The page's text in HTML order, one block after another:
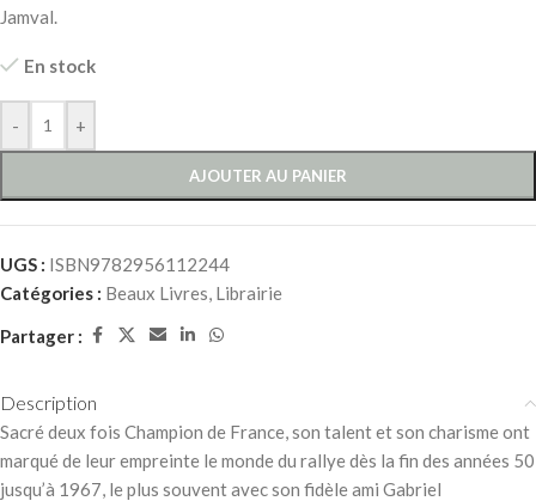
Jamval.
En stock
- +
AJOUTER AU PANIER
UGS : ISBN9782956112244
Catégories : Beaux Livres, Librairie
Partager :
Description
Sacré deux fois Champion de France, son talent et son charisme ont
marqué de leur empreinte le monde du rallye dès la fin des années 50
jusqu’à 1967, le plus souvent avec son fidèle ami Gabriel